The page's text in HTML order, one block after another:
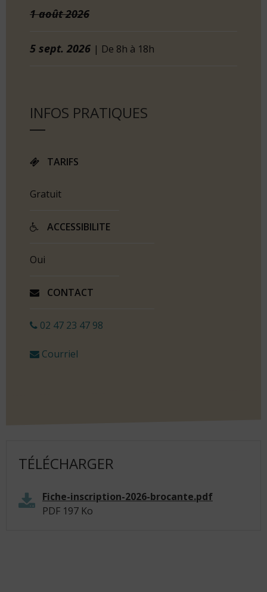
1 août 2026
5 sept. 2026 | De 8h à 18h
INFOS PRATIQUES
TARIFS
Gratuit
ACCESSIBILITE
Oui
CONTACT
02 47 23 47 98
Courriel
TÉLÉCHARGER
Fiche-inscription-2026-brocante.pdf
PDF 197 Ko